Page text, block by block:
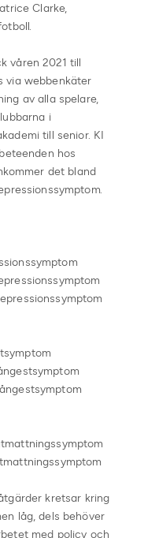
Clarke,
våren 2021 till
via webbenkäter
av alla spelare,
i
till senior. KI
hos
det bland
kretsar kring
låg, dels behöver
med policy och